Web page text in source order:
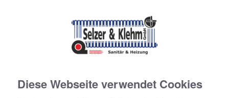
Diese Webseite verwendet Cookies